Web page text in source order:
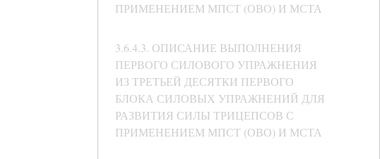
ПРИМЕНЕНИЕМ МПСТ (ОВО) И МСТА
3.6.4.3. ОПИСАНИЕ ВЫПОЛНЕНИЯ
ПЕРВОГО СИЛОВОГО УПРАЖНЕНИЯ
ИЗ ТРЕТЬЕЙ ДЕСЯТКИ ПЕРВОГО
БЛОКА СИЛОВЫХ УПРАЖНЕНИЙ ДЛЯ
РАЗВИТИЯ СИЛЫ ТРИЦЕПСОВ С
ПРИМЕНЕНИЕМ МПСТ (ОВО) И МСТА